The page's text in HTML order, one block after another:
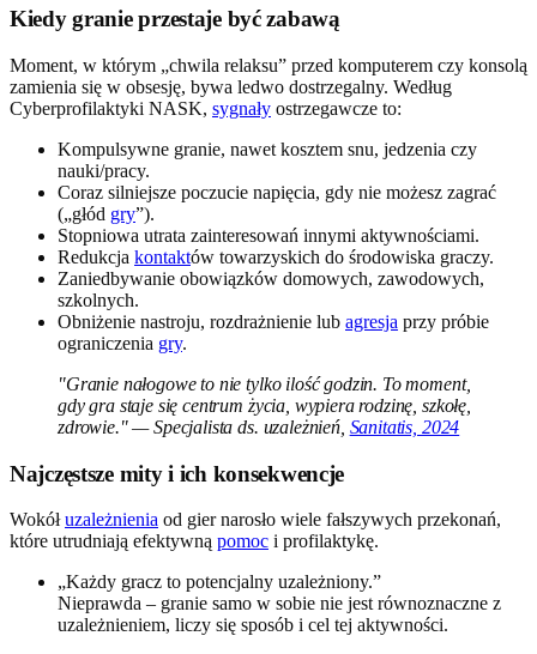
Kiedy granie przestaje być zabawą
Moment, w którym „chwila relaksu” przed komputerem czy konsolą
zamienia się w obsesję, bywa ledwo dostrzegalny. Według
Cyberprofilaktyki NASK, sygnały ostrzegawcze to:
Kompulsywne granie, nawet kosztem snu, jedzenia czy
nauki/pracy.
Coraz silniejsze poczucie napięcia, gdy nie możesz zagrać
(„głód gry”).
Stopniowa utrata zainteresowań innymi aktywnościami.
Redukcja kontaktów towarzyskich do środowiska graczy.
Zaniedbywanie obowiązków domowych, zawodowych,
szkolnych.
Obniżenie nastroju, rozdrażnienie lub agresja przy próbie
ograniczenia gry.
"Granie nałogowe to nie tylko ilość godzin. To moment,
gdy gra staje się centrum życia, wypiera rodzinę, szkołę,
zdrowie." — Specjalista ds. uzależnień, Sanitatis, 2024
Najczęstsze mity i ich konsekwencje
Wokółuzależnienia od gier narosło wiele fałszywych przekonań,
które utrudniają efektywną pomoc i profilaktykę.
„Każdy gracz to potencjalny uzależniony.”
Nieprawda – granie samo w sobie nie jest równoznaczne z
uzależnieniem, liczy się sposób i cel tej aktywności.